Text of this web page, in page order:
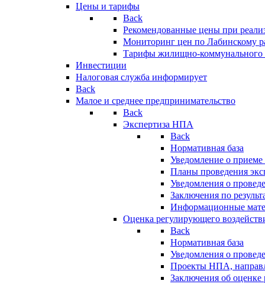
Цены и тарифы
Back
Рекомендованные цены при
Мониторинг цен по Лабинскому
Тарифы жилищно-коммунального
Инвестиции
Налоговая служба информирует
Back
Малое и среднее предпринимательство
Back
Экспертиза НПА
Back
Нормативная база
Уведомление о
Планы проведения
Уведомления о
Заключения по
Информационные
Оценка регулирующего
Back
Нормативная база
Уведомления о
Проекты НПА,
Заключения об